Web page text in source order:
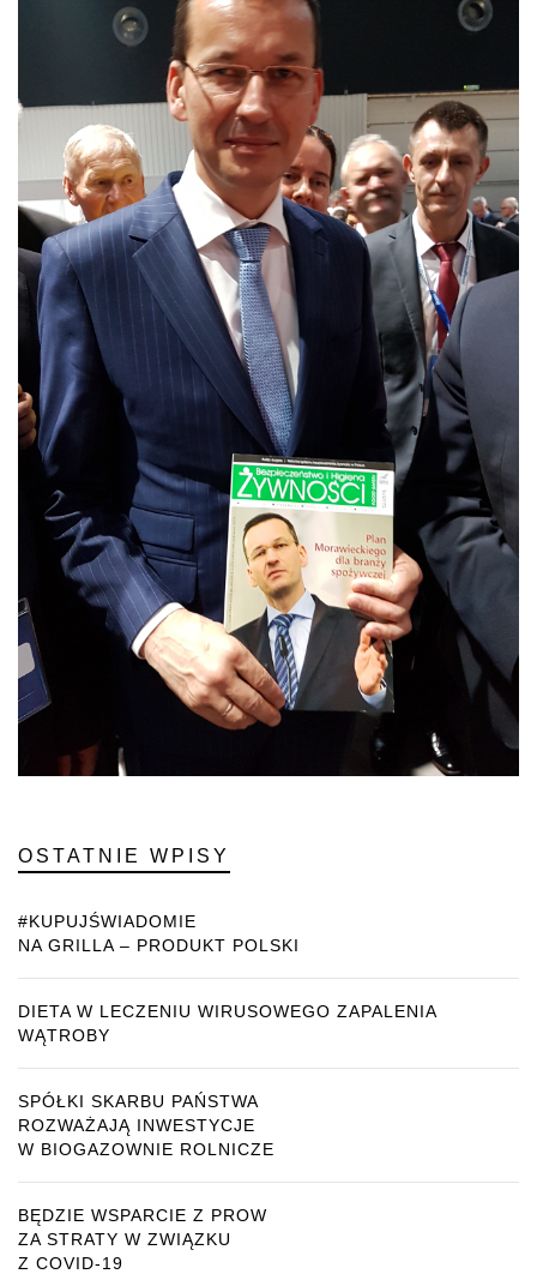
OSTATNIE WPISY
#KUPUJŚWIADOMIE
NA GRILLA – PRODUKT POLSKI
DIETA W LECZENIU WIRUSOWEGO ZAPALENIA
WĄTROBY
SPÓŁKI SKARBU PAŃSTWA
ROZWAŻAJĄ INWESTYCJE
W BIOGAZOWNIE ROLNICZE
BĘDZIE WSPARCIE Z PROW
ZA STRATY W ZWIĄZKU
Z COVID-19